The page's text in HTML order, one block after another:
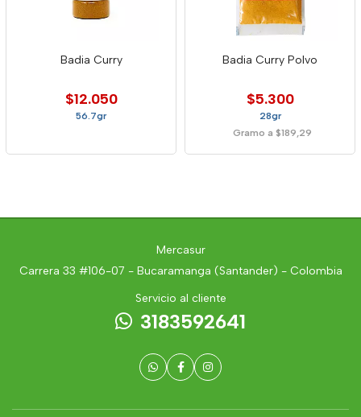
Badia Curry
$12.050
56.7gr
Badia Curry Polvo
$5.300
28gr
Gramo a $189,29
Mercasur
Carrera 33 #106-07 - Bucaramanga (Santander) - Colombia
Servicio al cliente
3183592641